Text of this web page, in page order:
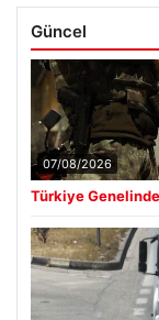
Güncel
07/08/2026
Türkiye Genelinde